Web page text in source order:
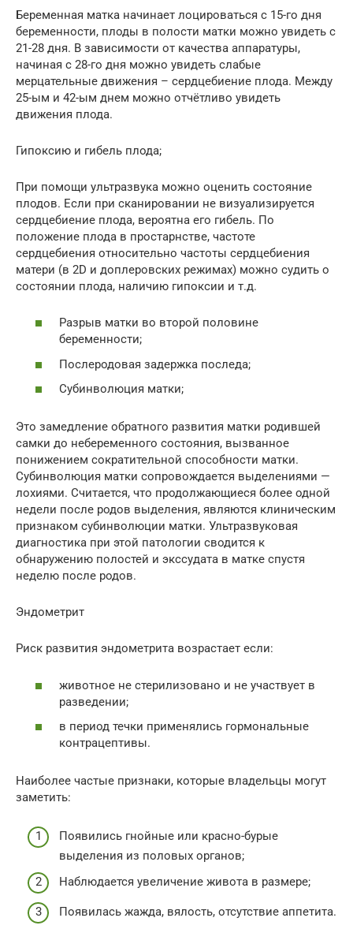
Беременная матка начинает лоцироваться с 15-го дня
беременности, плоды в полости матки можно увидеть с
21-28 дня. В зависимости от качества аппаратуры,
начиная с 28-го дня можно увидеть слабые
мерцательные движения – сердцебиение плода. Между
25-ым и 42-ым днем можно отчётливо увидеть
движения плода.
Гипоксию и гибель плода;
При помощи ультразвука можно оценить состояние
плодов. Если при сканировании не визуализируется
сердцебиение плода, вероятна его гибель. По
положение плода в простарнстве, частоте
сердцебиения относительно частоты сердцебиения
матери (в 2D и доплеровских режимах) можно судить о
состоянии плода, наличию гипоксии и т.д.
Разрыв матки во второй половине
беременности;
Послеродовая задержка последа;
Субинволюция матки;
Это замедление обратного развития матки родившей
самки до небеременного состояния, вызванное
понижением сократительной способности матки.
Субинволюция матки сопровождается выделениями —
лохиями. Считается, что продолжающиеся более одной
недели после родов выделения, являются клиническим
признаком субинволюции матки. Ультразвуковая
диагностика при этой патологии сводится к
обнаружению полостей и экссудата в матке спустя
неделю после родов.
Эндометрит
Риск развития эндометрита возрастает если:
животное не стерилизовано и не участвует в
разведении;
в период течки применялись гормональные
контрацептивы.
Наиболее частые признаки, которые владельцы могут
заметить:
Появились гнойные или красно-бурые
выделения из половых органов;
Наблюдается увеличение живота в размере;
Появилась жажда, вялость, отсутствие аппетита.